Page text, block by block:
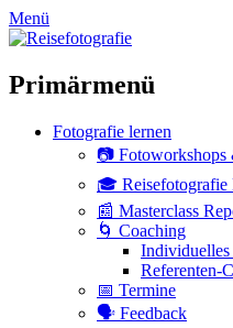
zum
Inhalt
Menü
Primärmenü
Fotografie lernen
📷 Fotoworkshops
🎓 Reisefotografie
📰 Masterclass
🌀 Coaching
Referenten-
📅 Termine
🗣 Feedback